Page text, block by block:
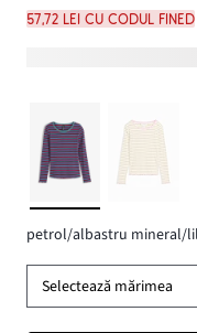
57,72 lei cu codul FINED
petrol/albastru mineral/
Selectează mărimea